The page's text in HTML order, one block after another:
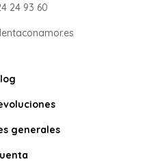
24 93 60
generales